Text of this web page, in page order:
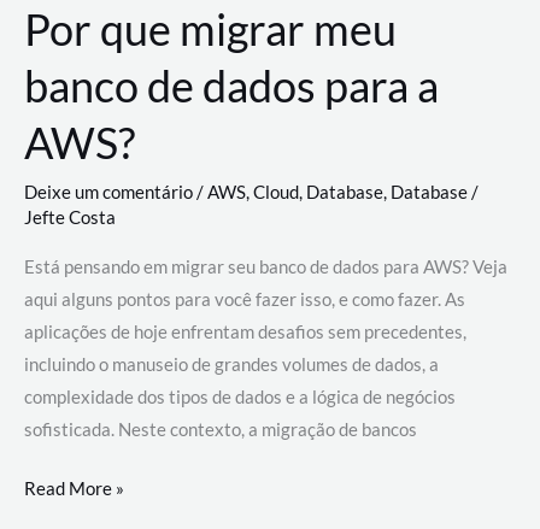
Por que migrar meu
banco de dados para a
AWS?
Deixe um comentário/AWS,Cloud, Database, Database/
Jefte Costa
Está pensando em migrar seu banco de dados para AWS? Veja
aqui alguns pontos para você fazer isso, e como fazer. As
aplicações de hoje enfrentam desafios sem precedentes,
incluindo o manuseio de grandes volumes de dados, a
complexidade dos tipos de dados e a lógica de negócios
sofisticada. Neste contexto, a migração de bancos
Por
Read More »